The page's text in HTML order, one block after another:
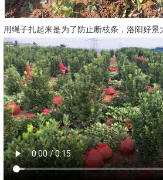
用绳子扎起来是为了防止断枝条，洛阳好